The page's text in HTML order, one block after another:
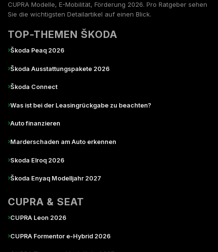
CUPRA Modelle, E-Mobilität, Förderung 2026. Pro Ratgeber sehen
Sie die wichtigsten Detailartikel auf einen Blick.
TOP-THEMEN ŠKODA
›Škoda Peaq 2026
›Škoda Ausstattungspakete 2026
›Škoda Connect
›Was ist bei der Leasingrückgabe zu beachten?
›Auto finanzieren
›Marderschaden am Auto erkennen
›Skoda Elroq 2026
›Škoda Enyaq Modelljahr 2027
CUPRA & SEAT
›CUPRA Leon 2026
›CUPRA Formentor e-Hybrid 2026